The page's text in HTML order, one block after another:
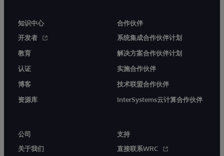
知识中心
开发者
教育
认证
博客
资源库
合作伙伴
系统集成合作伙伴计划
解决方案合作伙伴计划
实施合作伙伴
技术联盟合作伙伴
InterSystems云计算合作伙伴
公司
关于我们
支持
直接联系WRC